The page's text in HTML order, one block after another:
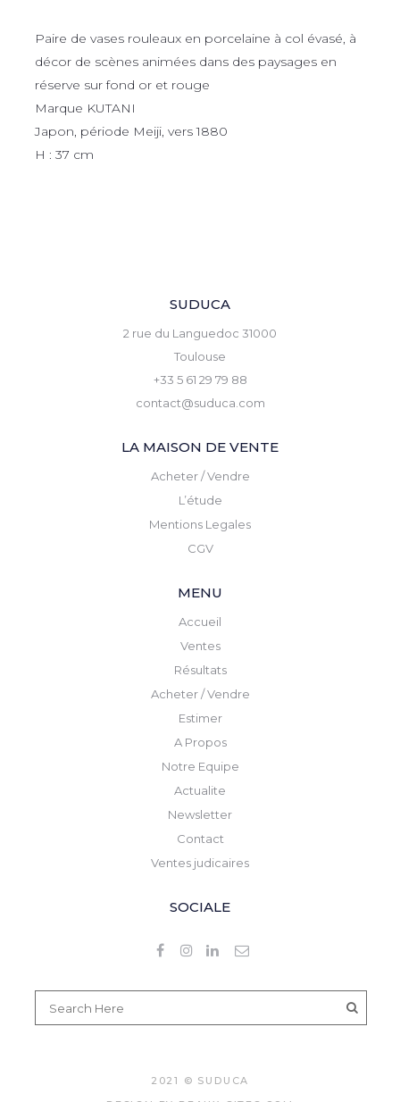
Paire de vases rouleaux en porcelaine à col évasé, à
décor de scènes animées dans des paysages en
réserve sur fond or et rouge
Marque KUTANI
Japon, période Meiji, vers 1880
H : 37 cm
SUDUCA
2 rue du Languedoc 31000
Toulouse
+33 5 61 29 79 88
contact@suduca.com
LA MAISON DE VENTE
Acheter / Vendre
L’étude
Mentions Legales
CGV
MENU
Accueil
Ventes
Résultats
Acheter / Vendre
Estimer
A Propos
Notre Equipe
Actualite
Newsletter
Contact
Ventes judicaires
SOCIALE
2021 © SUDUCA